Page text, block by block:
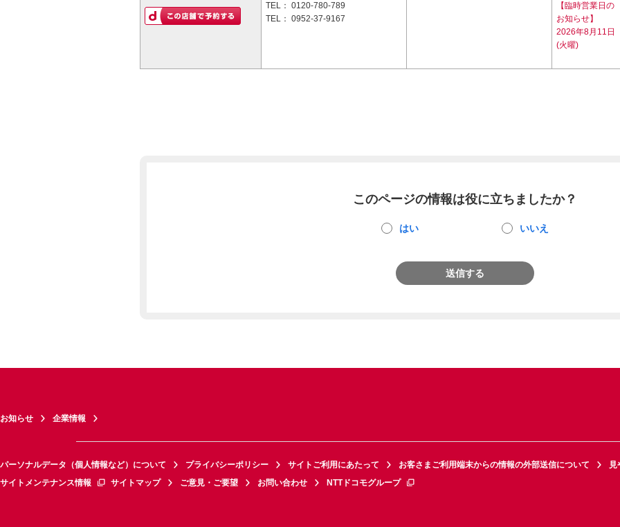
TEL： 0120-780-789
TEL： 0952-37-9167
【臨時営業日の
お知らせ】
2026年8月11日
(火曜)
このページの情報は役に立ちましたか？
はい いいえ
送信する
お知らせ 企業情報
パーソナルデータ（個人情報など）について プライバシーポリシー サイトご利用にあたって お客さまご利用端末からの情報の外部送信について
見
サイトメンテナンス情報
サイトマップ ご意見・ご要望 お問い合わせ NTTドコモグループ